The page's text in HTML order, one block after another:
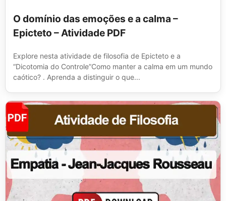
O domínio das emoções e a calma –
Epicteto – Atividade PDF
Explore nesta atividade de filosofia de Epicteto e a
“Dicotomia do Controle”Como manter a calma em um mundo
caótico? . Aprenda a distinguir o que...